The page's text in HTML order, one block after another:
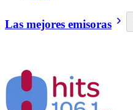
Las mejores emisoras